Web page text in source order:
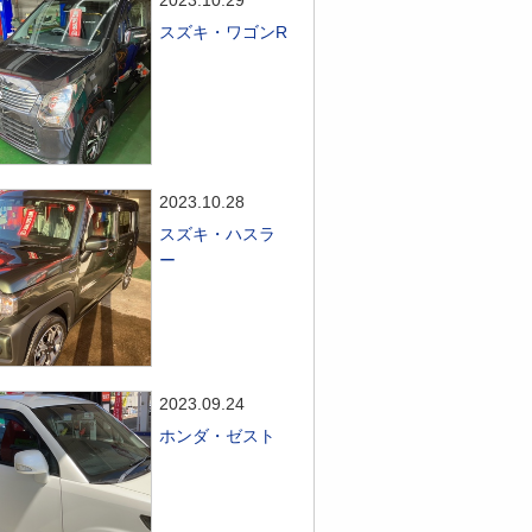
スズキ・ワゴンR
2023.10.28
スズキ・ハスラ
ー
2023.09.24
ホンダ・ゼスト